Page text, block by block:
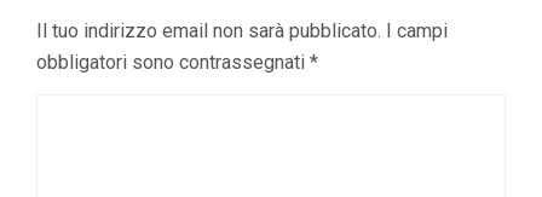
Il tuo indirizzo email non sarà pubblicato.
I campi
obbligatori sono contrassegnati *